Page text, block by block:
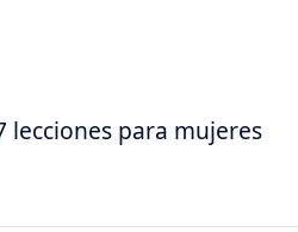
lecciones para mujeres